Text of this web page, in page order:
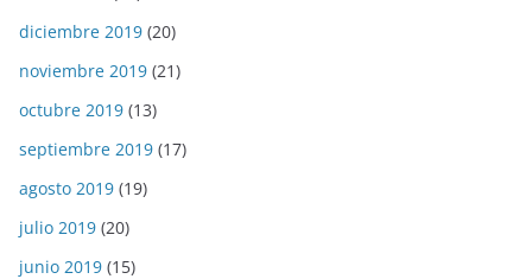
diciembre 2019 (20)
noviembre 2019 (21)
octubre 2019 (13)
septiembre 2019 (17)
agosto 2019 (19)
julio 2019 (20)
junio 2019 (15)